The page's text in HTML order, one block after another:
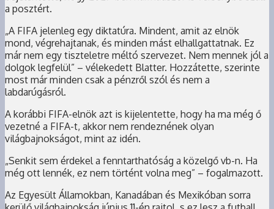
a posztért.
„A FIFA jelenleg egy diktatúra. Mindent, amit az elnök
mond, végrehajtanak, és minden mást elhallgattatnak. Ez
már nem egy tiszteletre méltó szervezet. Nem mennek jól a
dolgok legfelül” – vélekedett Blatter. Hozzátette, szerinte
most már minden csak a pénzről szól és nem a
labdarúgásról.
A korábbi FIFA-elnök azt is kijelentette, hogy ha ma még ő
vezetné a FIFA-t, akkor nem rendeznének olyan
világbajnokságot, mint az idén.
„Senkit sem érdekel a fenntarthatóság a közelgő vb-n. Ha
még ott lennék, ez nem történt volna meg” – fogalmazott.
Az Egyesült Államokban, Kanadában és Mexikóban sorra